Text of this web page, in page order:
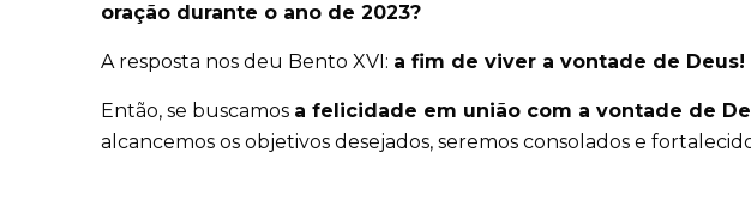
oração durante o ano de 2023?
A resposta nos deu Bento XVI: a fim de viver a vontade de Deus!
Então, se buscamos a felicidade em união com a vontade de
alcancemos os objetivos desejados, seremos consolados e